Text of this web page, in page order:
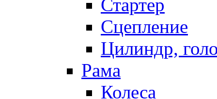
Стартер
Сцепление
Цилиндр,
Рама
Колеса